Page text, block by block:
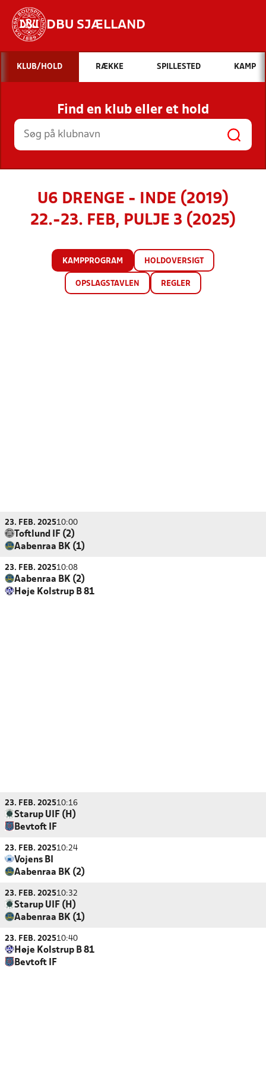
DBU SJÆLLAND
Hvad vil du søge efter?
INDHOLD OG NYHEDER
STILLINGER, RESULTATER, KLUBBER OG
HOLD
KLUB/HOLD RÆKKE SPILLESTED KAMP
Find en klub eller et hold
U6 DRENGE - INDE (2019)
22.-23. FEB, PULJE 3 (2025)
KAMPPROGRAM HOLDOVERSIGT
OPSLAGSTAVLEN REGLER
23. FEB. 202510:00
Toftlund IF (2)
Aabenraa BK (1)
23. FEB. 202510:08
Aabenraa BK (2)
Høje Kolstrup B 81
23. FEB. 202510:16
Starup UIF (H)
Bevtoft IF
23. FEB. 202510:24
Vojens BI
Aabenraa BK (2)
23. FEB. 202510:32
Starup UIF (H)
Aabenraa BK (1)
23. FEB. 202510:40
Høje Kolstrup B 81
Bevtoft IF